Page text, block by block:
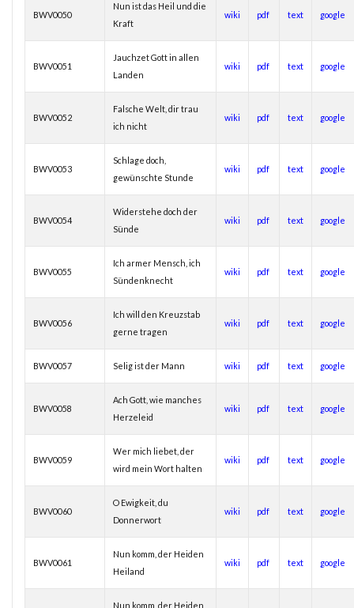
BWV0050
Nun ist das Heil und die
Kraft
wiki pdf text google
BWV0051
Jauchzet Gott in allen
Landen
wiki pdf text google
BWV0052
Falsche Welt, dir trau
ich nicht
wiki pdf text google
BWV0053
Schlage doch,
gewünschte Stunde
wiki pdf text google
BWV0054
Widerstehe doch der
Sünde
wiki pdf text google
BWV0055
Ich armer Mensch, ich
Sündenknecht
wiki pdf text google
BWV0056
Ich will den Kreuzstab
gerne tragen
wiki pdf text google
BWV0057 Selig ist der Mann wiki pdf text google
BWV0058
Ach Gott, wie manches
Herzeleid
wiki pdf text google
BWV0059
Wer mich liebet, der
wird mein Wort halten
wiki pdf text google
BWV0060
O Ewigkeit, du
Donnerwort
wiki pdf text google
BWV0061
Nun komm, der Heiden
Heiland
wiki pdf text google
Nun komm, der Heiden